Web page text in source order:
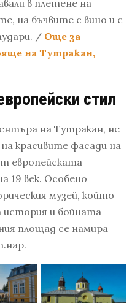
в плетене на
на бъчвите с вино и с
/ Още за
на Тутракан,
стил
на Тутракан, не
красивите фасади на
европейската
19 век. Особено
музей, който
история и бойната
площад се намира